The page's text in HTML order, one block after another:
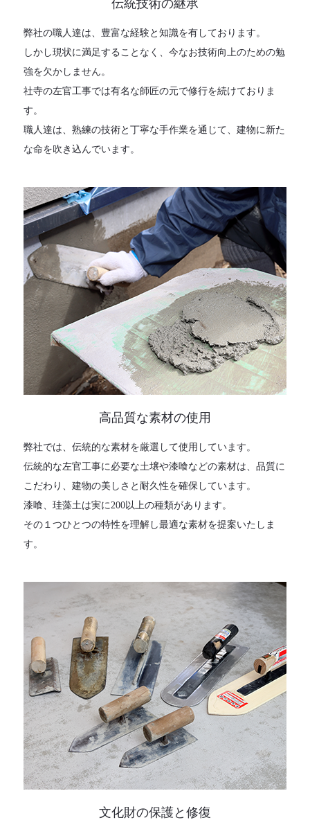
伝統技術の継承
弊社の職人達は、豊富な経験と知識を有しております。
しかし現状に満足することなく、今なお技術向上のための勉
強を欠かしません。
社寺の左官工事では有名な師匠の元で修行を続けておりま
す。
職人達は、熟練の技術と丁寧な手作業を通じて、建物に新た
な命を吹き込んでいます。
高品質な素材の使用
弊社では、伝統的な素材を厳選して使用しています。
伝統的な左官工事に必要な土壌や漆喰などの素材は、品質に
こだわり、建物の美しさと耐久性を確保しています。
漆喰、珪藻土は実に200以上の種類があります。
その１つひとつの特性を理解し最適な素材を提案いたしま
す。
文化財の保護と修復